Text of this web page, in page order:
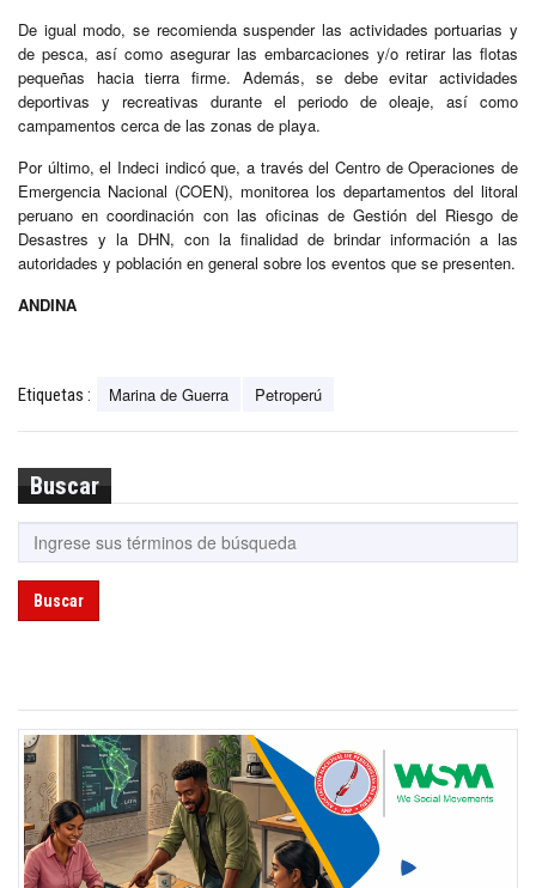
De igual modo, se recomienda suspender las actividades portuarias y
de pesca, así como asegurar las embarcaciones y/o retirar las flotas
pequeñas hacia tierra firme. Además, se debe evitar actividades
deportivas y recreativas durante el periodo de oleaje, así como
campamentos cerca de las zonas de playa.
Por último, el Indeci indicó que, a través del Centro de Operaciones de
Emergencia Nacional (COEN), monitorea los departamentos del litoral
peruano en coordinación con las oficinas de Gestión del Riesgo de
Desastres y la DHN, con la finalidad de brindar información a las
autoridades y población en general sobre los eventos que se presenten.
ANDINA
Etiquetas : Marina de Guerra Petroperú
Buscar
Buscar